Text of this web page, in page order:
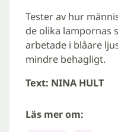
Tester av hur
de olika lampornas
arbetade i blåare
mindre behagligt.
Text: NINA HULT
Läs mer om: